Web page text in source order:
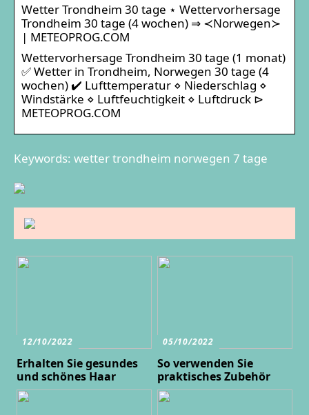
Wetter Trondheim 30 tage ⋆ Wettervorhersage
Trondheim 30 tage (4 wochen) ⇒ ≺Norwegen≻
| METEOPROG.COM
Wettervorhersage Trondheim 30 tage (1 monat)
✅ Wetter in Trondheim, Norwegen 30 tage (4
wochen) ✔️ Lufttemperatur ⋄ Niederschlag ⋄
Windstärke ⋄ Luftfeuchtigkeit ⋄ Luftdruck ⊳
METEOPROG.COM
Keywords: wetter trondheim norwegen 7 tage
12/10/2022
Erhalten Sie gesundes
und schönes Haar
05/10/2022
So verwenden Sie
praktisches Zubehör